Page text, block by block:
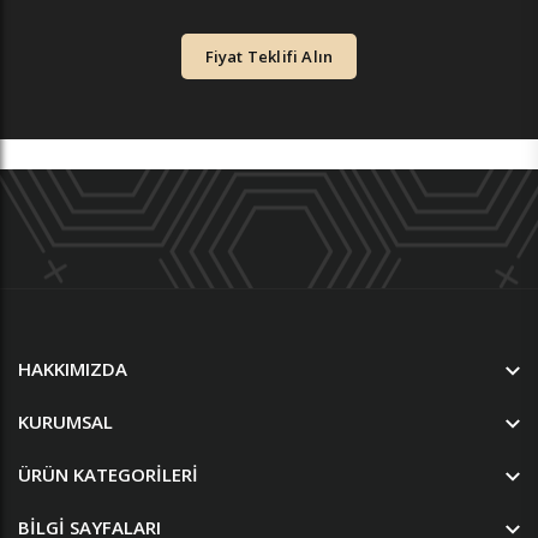
Fiyat Teklifi Alın
HAKKIMIZDA
KURUMSAL
ÜRÜN KATEGORILERI
BILGI SAYFALARI